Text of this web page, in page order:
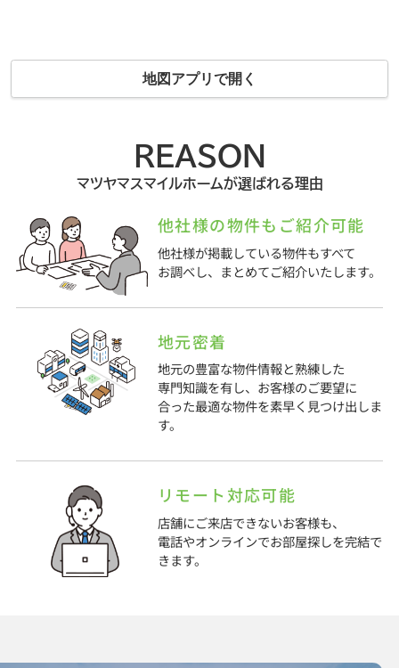
地図アプリで開く
REASON
マツヤマスマイルホームが選ばれる理由
他社様の物件もご紹介可能
他社様が掲載している物件もすべて
お調べし、まとめてご紹介いたします。
地元密着
地元の豊富な物件情報と熟練した
専門知識を有し、お客様のご要望に
合った最適な物件を素早く見つけ出しま
す。
リモート対応可能
店舗にご来店できないお客様も、
電話やオンラインでお部屋探しを完結で
きます。